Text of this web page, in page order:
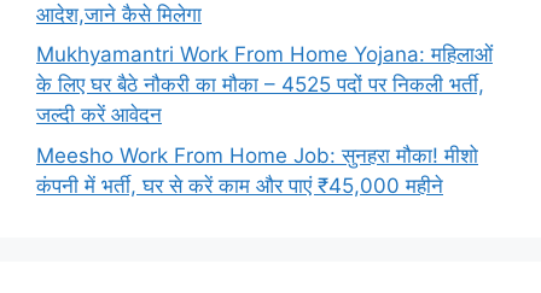
आदेश,जाने कैसे मिलेगा
Mukhyamantri Work From Home Yojana: महिलाओं
के लिए घर बैठे नौकरी का मौका – 4525 पदों पर निकली भर्ती,
जल्दी करें आवेदन
Meesho Work From Home Job: सुनहरा मौका! मीशो
कंपनी में भर्ती, घर से करें काम और पाएं ₹45,000 महीने